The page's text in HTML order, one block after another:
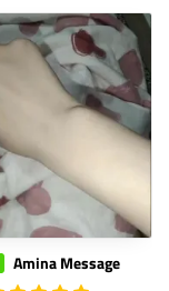
Amina Message